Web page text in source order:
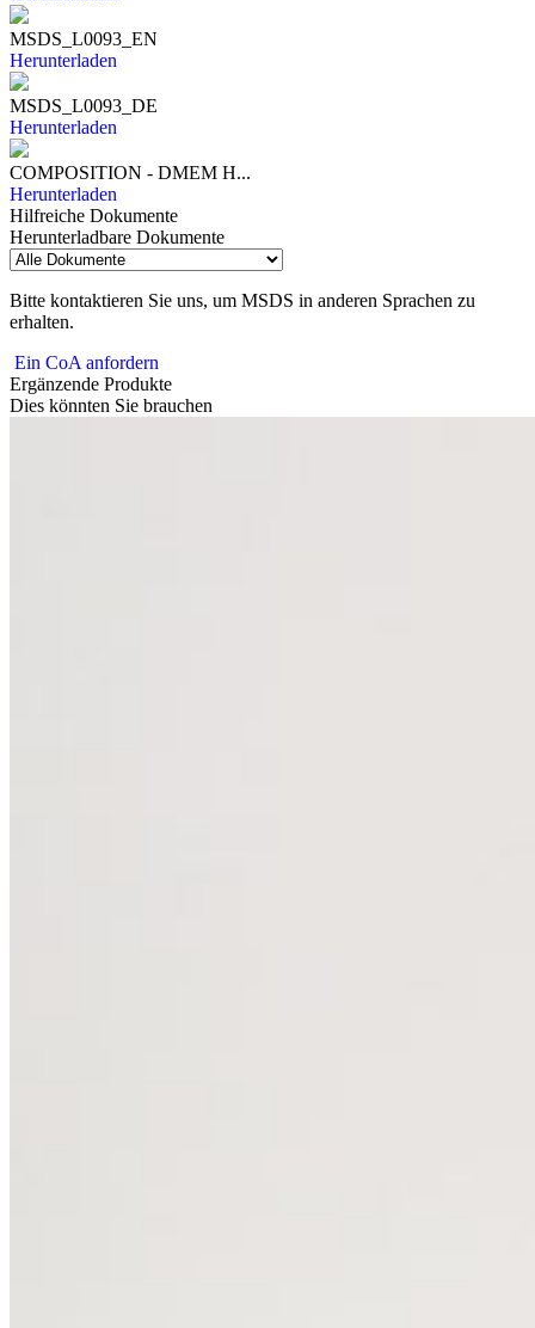
MSDS_L0093_EN
Herunterladen
MSDS_L0093_DE
Herunterladen
COMPOSITION - DMEM H...
Herunterladen
Hilfreiche Dokumente
Herunterladbare Dokumente
Bitte kontaktieren Sie uns, um MSDS in anderen Sprachen zu
erhalten.
Ein CoA anfordern
Ergänzende Produkte
Dies könnten Sie brauchen